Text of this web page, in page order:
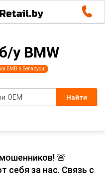
у BMW
БМВ в Беларуси
🚨
за нас. Связь с